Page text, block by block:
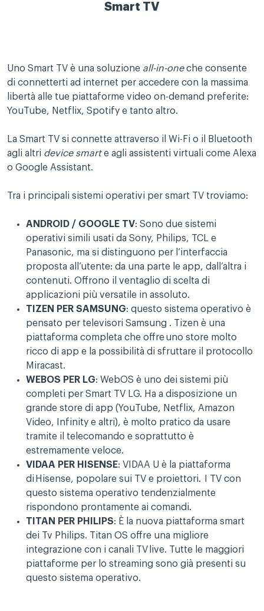
Smart TV
Uno Smart TV è una soluzione all-in-one che consente
di connetterti ad internet per accedere con la massima
libertà alle tue piattaforme video on-demand preferite:
YouTube, Netflix, Spotify e tanto altro.
La Smart TV si connette attraverso il Wi-Fi o il Bluetooth
agli altri device smarte agli assistenti virtuali come Alexa
o Google Assistant.
Tra i principali sistemi operativi per smart TV troviamo:
ANDROID / GOOGLE TV: Sono due sistemi
operativi simili usati da Sony, Philips, TCL e
Panasonic, ma si distinguono per l’interfaccia
proposta all’utente: da una parte le app, dall’altra i
contenuti. Offrono il ventaglio di scelta di
applicazioni più versatile in assoluto.
TIZEN PER SAMSUNG: questo sistema operativo è
pensato per televisori Samsung . Tizen è una
piattaforma completa che offre uno store molto
ricco di app e la possibilità di sfruttare il protocollo
Miracast.
WEBOS PER LG: WebOS è uno dei sistemi più
completi per Smart TV LG. Ha a disposizione un
grande store di app (YouTube, Netflix, Amazon
Video, Infinity e altri), è molto pratico da usare
tramite il telecomando e soprattutto è
estremamente veloce.
VIDAA PER HISENSE: VIDAA U è la piattaforma
di Hisense, popolare sui TV e proiettori. I TV con
questo sistema operativo tendenzialmente
rispondono prontamente ai comandi.
TITAN PER PHILIPS: È la nuova piattaforma smart
dei Tv Philips. Titan OS offre una migliore
integrazione con i canali TV live. Tutte le maggiori
piattaforme per lo streaming sono già presenti su
questo sistema operativo.